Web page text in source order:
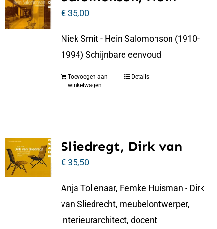
€35,00
Niek Smit - Hein Salomonson (1910-
1994) Schijnbare eenvoud
Toevoegen aan
winkelwagen
Details
Sliedregt, Dirk van
€35,50
Anja Tollenaar, Femke Huisman - Dirk
van Sliedrecht, meubelontwerper,
interieurarchitect, docent